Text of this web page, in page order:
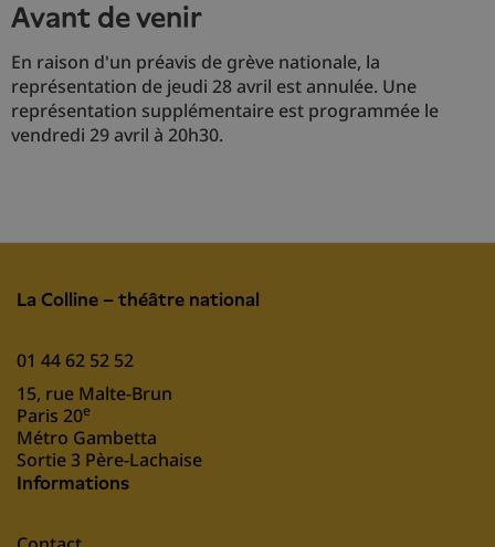
avant de venir
En raison d'un préavis de grève nationale, la
représentation de jeudi 28 avril est annulée. Une
représentation supplémentaire est programmée le
vendredi 29 avril à 20h30.
La Colline – théâtre national
01 44 62 52 52
15, rue Malte-Brun
Paris 20e
Métro Gambetta
Sortie 3 Père-Lachaise
Informations